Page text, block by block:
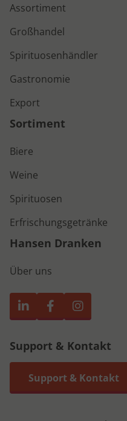
Assortiment
Großhandel
Spirituosenhändler
Gastronomie
Export
Sortiment
Biere
Weine
Spirituosen
Erfrischungsgetränke
Hansen Dranken
Über uns
Support & Kontakt
Support & Kontakt